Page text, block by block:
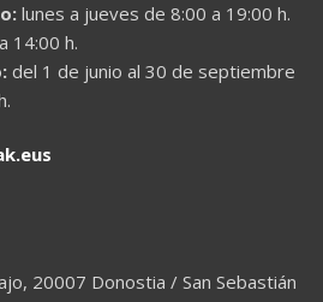
lunes a jueves de 8:00 a 19:00 h.
14:00 h.
del 1 de junio al 30 de septiembre
20007 Donostia / San Sebastián